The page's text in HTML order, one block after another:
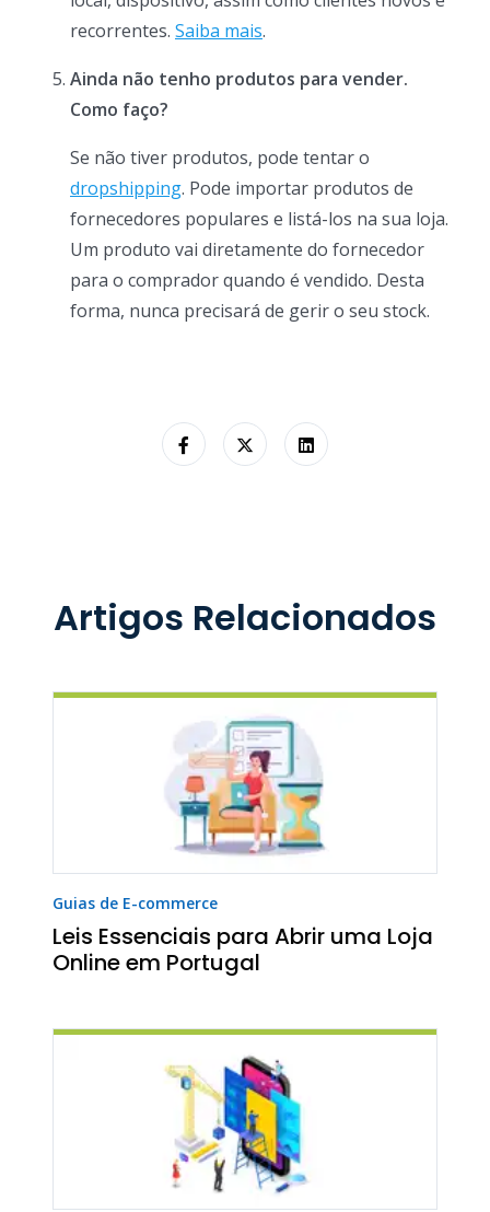
recorrentes. Saiba mais.
Ainda não tenho produtos para vender.
Como faço?
Se não tiver produtos, pode tentar o
dropshipping. Pode importar produtos de
fornecedores populares e listá-los na sua loja.
Um produto vai diretamente do fornecedor
para o comprador quando é vendido. Desta
forma, nunca precisará de gerir o seu stock.
Artigos Relacionados
Guias de E-commerce
Leis Essenciais para Abrir uma Loja
Online em Portugal